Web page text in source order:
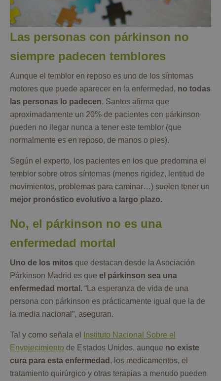
Las personas con párkinson no
siempre padecen temblores
Aunque el temblor en reposo es uno de los síntomas
motores que puede aparecer en la enfermedad, no todas
las personas lo padecen. Santos afirma que
aproximadamente un 20% de pacientes con párkinson
pueden no llegar nunca a tener este temblor (que
normalmente es en reposo, de manos o pies).
Según el experto, los pacientes en los que predomina el
temblor sobre otros síntomas (menos rigidez, lentitud de
movimientos, problemas para caminar…) suelen tener un
mejor pronóstico evolutivo a largo plazo.
No, el párkinson no es una
enfermedad mortal
Uno de los mitos que destacan desde la Asociación
Párkinson Madrid es que el párkinson sea una
enfermedad mortal. “La esperanza de vida de una
persona con párkinson es prácticamente igual que la de
la media nacional”, aseguran.
Tal y como señala el
Instituto Nacional Sobre el
Envejecimiento de Estados Unidos, aunque no existe
cura para esta enfermedad , los medicamentos, el
tratamiento quirúrgico y otras terapias a menudo pueden